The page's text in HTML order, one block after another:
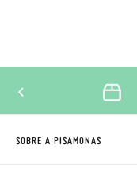
SOBRE A PISAMONAS